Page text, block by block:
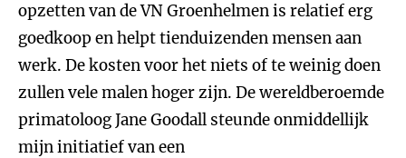
opzetten van de VN Groenhelmen is relatief erg
goedkoop en helpt tienduizenden mensen aan
werk. De kosten voor het niets of te weinig doen
zullen vele malen hoger zijn. De wereldberoemde
primatoloog Jane Goodall steunde onmiddellijk
mijn initiatief van een